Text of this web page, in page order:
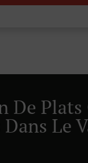
De Plats
Le